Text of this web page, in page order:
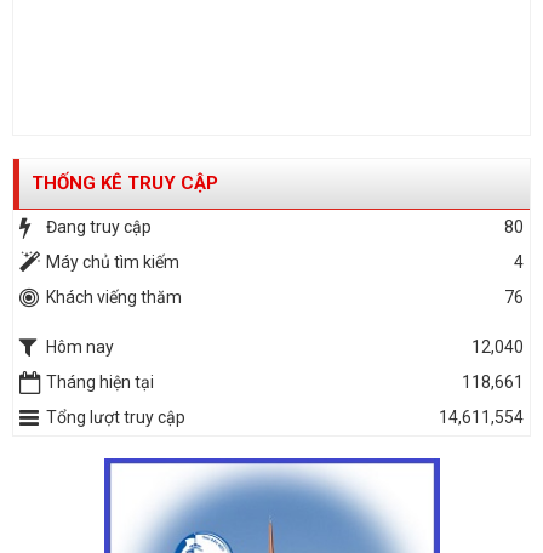
THỐNG KÊ TRUY CẬP
Đang truy cập
80
Máy chủ tìm kiếm
4
Khách viếng thăm
76
Hôm nay
12,040
Tháng hiện tại
118,661
Tổng lượt truy cập
14,611,554